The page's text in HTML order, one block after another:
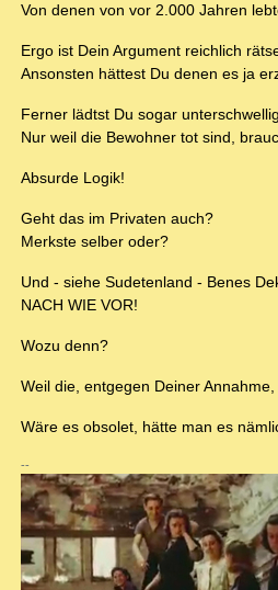
Von denen von vor 2.000 Jahren
Ergo ist Dein Argument reichlich
Ansonsten hättest Du denen es ja
Ferner lädtst Du sogar
Nur weil die Bewohner tot sind,
Absurde Logik!
Geht das im Privaten auch?
Merkste selber oder?
Und - siehe Sudetenland - Benes
NACH WIE VOR!
Wozu denn?
Weil die, entgegen Deiner
Wäre es obsolet, hätte man es
--